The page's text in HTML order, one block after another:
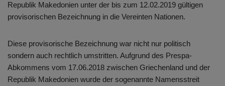
Republik Makedonien unter der bis zum 12.02.2019 gültigen
provisorischen Bezeichnung in die Vereinten Nationen.
Diese provisorische Bezeichnung war nicht nur politisch
sondern auch rechtlich umstritten. Aufgrund des Prespa-
Abkommens vom 17.06.2018 zwischen Griechenland und der
Republik Makedonien wurde der sogenannte Namensstreit